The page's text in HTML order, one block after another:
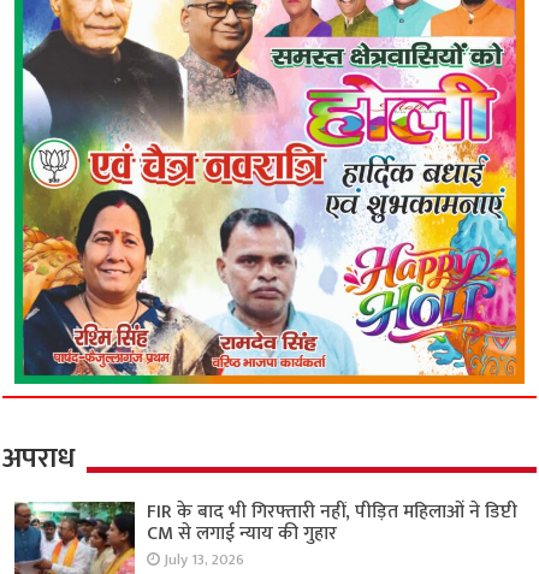
अपराध
FIR के बाद भी गिरफ्तारी नहीं, पीड़ित महिलाओं ने डिप्टी
CM से लगाई न्याय की गुहार
July 13, 2026